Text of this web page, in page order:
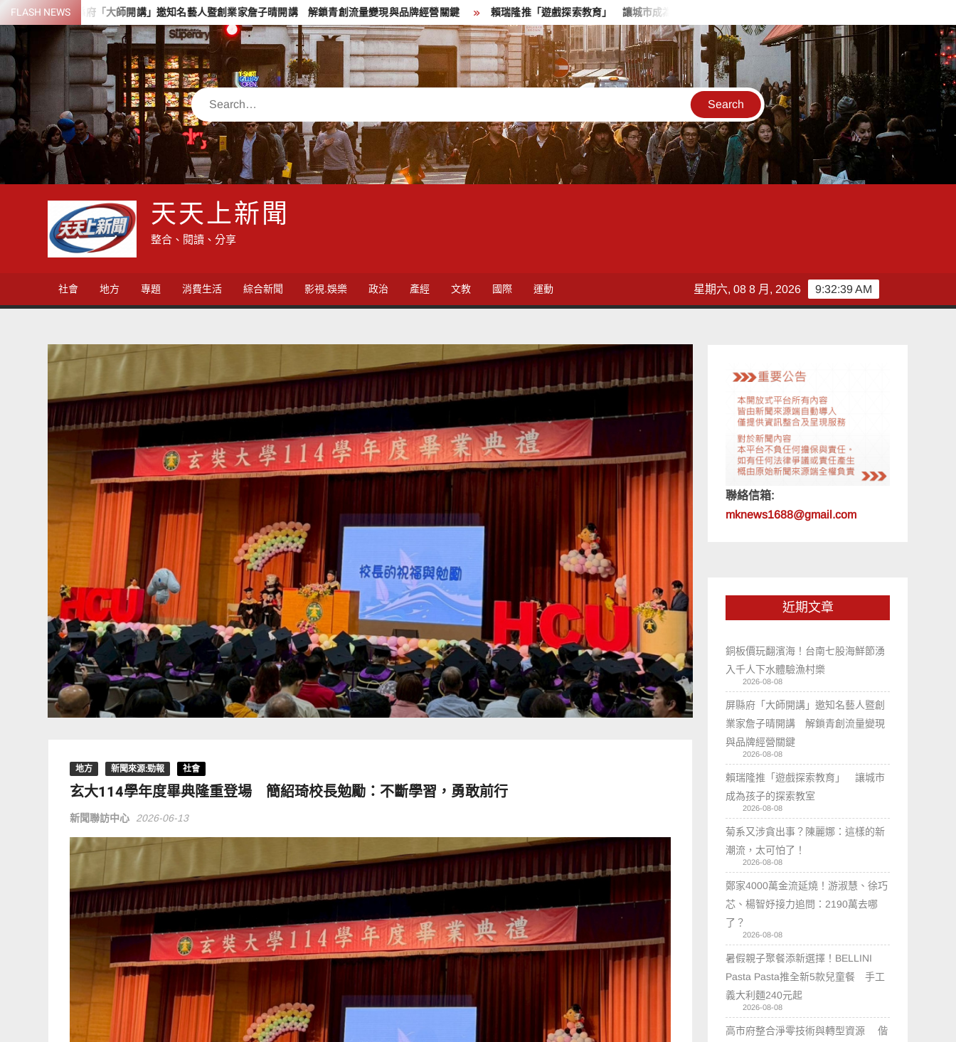
Skip
to
content
FLASH NEWS
「大師開講」邀知名藝人暨創業家詹子晴開講 解鎖青創流量變現與品牌經營關鍵 賴瑞隆推「遊戲探索教育」 讓城市成為孩子的探索教室
Search
天天上新聞
整合、閱讀、分享
社會 地方 專題 消費生活 綜合新聞 影視.娛樂 政治 產經 文教 國際 運動 9:32:41 AM
星期六, 08 8 月, 2026
地方 新聞來源:勁報 社會
玄大114學年度畢典隆重登場 簡紹琦校長勉勵：不斷學習，勇敢前行
新聞聯訪中心 2026-06-13
聯絡信箱:
mknews1688@gmail.com
近期文章
銅板價玩翻濱海！台南七股海鮮節湧
入千人下水體驗漁村樂
2026-08-08
屏縣府「大師開講」邀知名藝人暨創
業家詹子晴開講 解鎖青創流量變現
與品牌經營關鍵
2026-08-08
賴瑞隆推「遊戲探索教育」 讓城市
成為孩子的探索教室
2026-08-08
菊系又涉貪出事？陳麗娜：這樣的新
潮流，太可怕了！
2026-08-08
鄭家4000萬金流延燒！游淑慧、徐巧
芯、楊智妤接力追問：2190萬去哪
了？
2026-08-08
暑假親子聚餐添新選擇！BELLINI
Pasta Pasta推全新5款兒童餐 手工
義大利麵240元起
2026-08-08
高市府整合淨零技術與轉型資源 偕